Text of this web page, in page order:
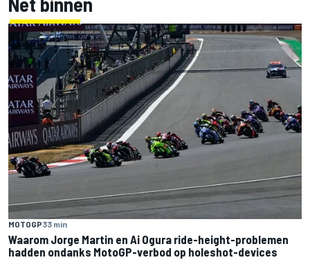
MOTOGP33 min
Waarom Jorge Martin en Ai Ogura ride-height-problemen
hadden ondanks MotoGP-verbod op holeshot-devices